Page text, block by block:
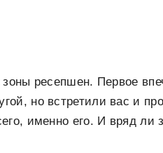
ресепшен. Первое
но встретили вас и
именно его. И вряд ли